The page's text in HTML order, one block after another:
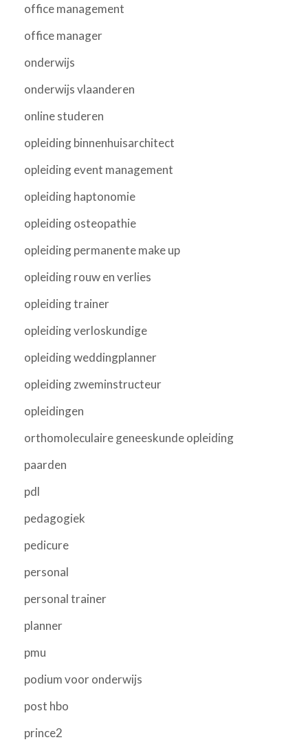
office management
office manager
onderwijs
onderwijs vlaanderen
online studeren
opleiding binnenhuisarchitect
opleiding event management
opleiding haptonomie
opleiding osteopathie
opleiding permanente make up
opleiding rouw en verlies
opleiding trainer
opleiding verloskundige
opleiding weddingplanner
opleiding zweminstructeur
opleidingen
orthomoleculaire geneeskunde opleiding
paarden
pdl
pedagogiek
pedicure
personal
personal trainer
planner
pmu
podium voor onderwijs
post hbo
prince2